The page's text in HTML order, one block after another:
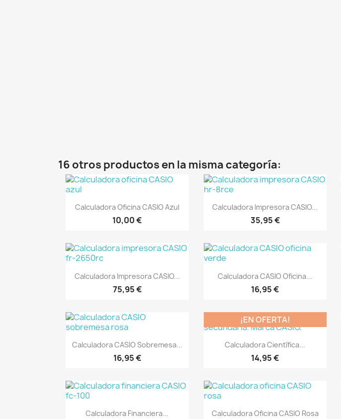
16 otros productos en la misma categoría:
Vista rápida
Calculadora Oficina CASIO Azul
10,00 €
Vista rápida
Calculadora Impresora CASIO...
35,95 €
Vista rápida
Calculadora Impresora CASIO...
75,95 €
Vista rápida
Calculadora CASIO Oficina...
16,95 €
Vista rápida
Calculadora CASIO Sobremesa...
16,95 €
Vista rápida
Calculadora Científica...
14,95 €
¡EN OFERTA!
Vista rápida
Calculadora Financiera... Vista rápida
Calculadora Oficina CASIO Rosa